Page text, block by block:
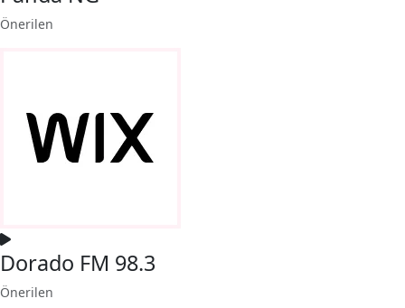
Önerilen
Dorado FM 98.3
Önerilen